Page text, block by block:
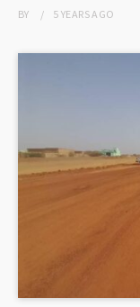
BY 5 YEARSAGO